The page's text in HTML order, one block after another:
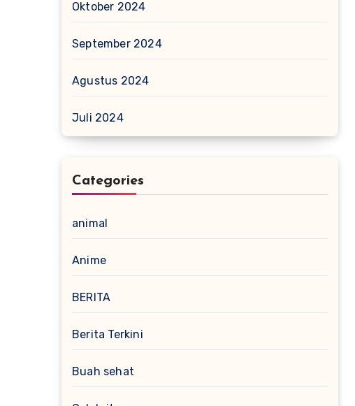
Oktober 2024
September 2024
Agustus 2024
Juli 2024
Categories
animal
Anime
BERITA
Berita Terkini
Buah sehat